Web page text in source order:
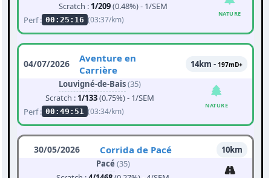
Scratch : 1/209(0.48%) - 1/SEM
Perf : 00:25:16 (03:37/km)
NATURE
04/07/2026
Aventure en
Carrière
14km - 197mD+
Louvigné-de-Bais(35)
Scratch : 1/133(0.75%) - 1/SEM
Perf : 00:49:51 (03:34/km)
NATURE
30/05/2026 Corrida de Pacé
10km
Pacé (35)